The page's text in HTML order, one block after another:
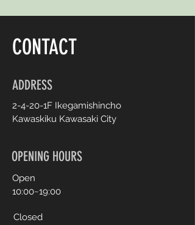
CONTACT
ADDRESS
2-4-20-1F Ikegamishincho
Kawaskiku Kawasaki City
OPENING HOURS
Open​
10:00~19:00
Closed